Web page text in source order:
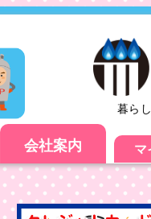
暮ら
会社案内 マ